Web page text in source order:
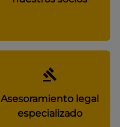
Asesoramiento legal
especializado